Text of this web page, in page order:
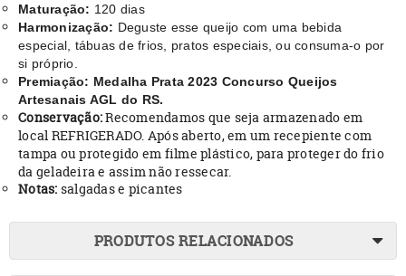
Maturação: 120 dias
Harmonização: Deguste esse queijo com uma bebida
especial, tábuas de frios, pratos especiais, ou consuma-o por
si próprio.
Premiação: Medalha Prata 2023 Concurso Queijos
Artesanais AGL do RS.
Conservação:Recomendamos que seja armazenado em
local REFRIGERADO. Após aberto, em um recepiente com
tampa ou protegido em filme plástico, para proteger do frio
da geladeira e assim não ressecar.
Notas: salgadas e picantes
PRODUTOS RELACIONADOS